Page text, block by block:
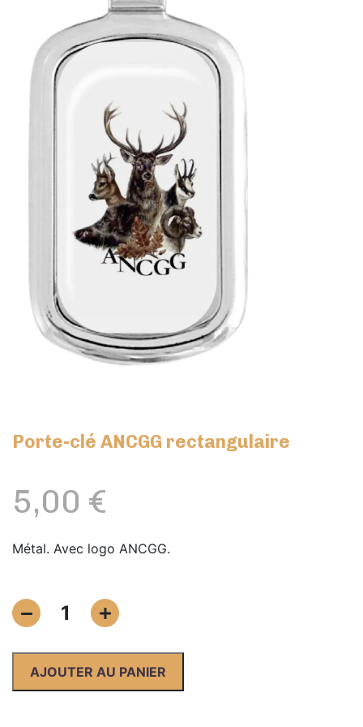
Porte-clé ANCGG rectangulaire
5,00 €
Métal. Avec logo ANCGG.
quantité
de
ANCGG
1
AJOUTER AU PANIER